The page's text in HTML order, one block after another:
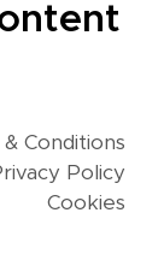
Conditions
Policy
Cookies